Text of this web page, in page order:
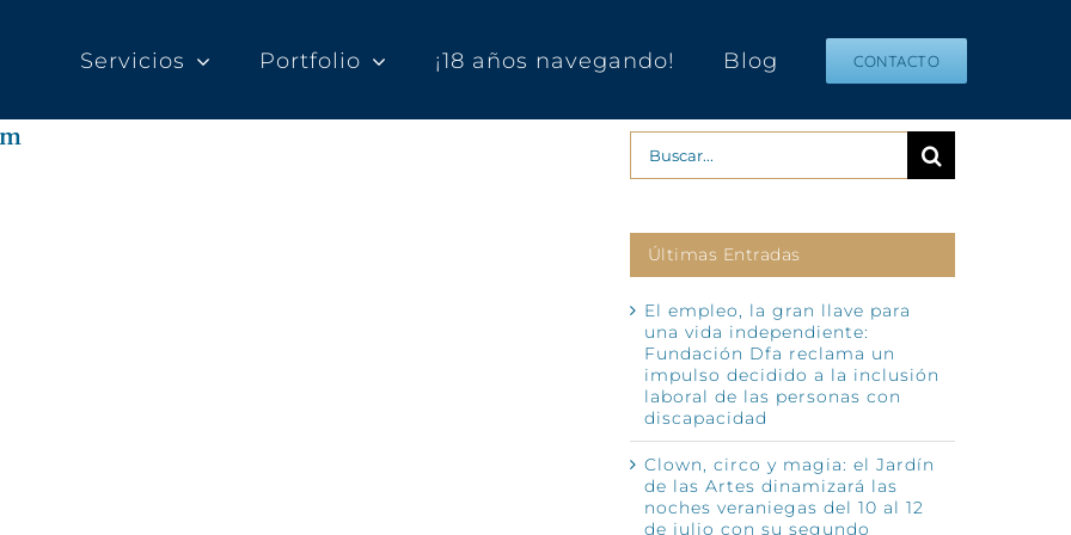
Servicios Portfolio ¡18 años navegando! Blog CONTACTO
Buscar:
Últimas Entradas
El empleo, la gran llave para
una vida independiente:
Fundación Dfa reclama un
impulso decidido a la inclusión
laboral de las personas con
discapacidad
Clown, circo y magia: el Jardín
de las Artes dinamizará las
noches veraniegas del 10 al 12
de julio con su segundo